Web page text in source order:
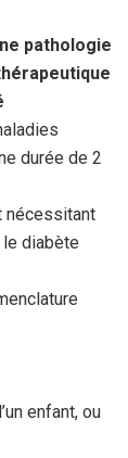
pathologie
durée de 2
nécessitant
diabète
enfant, ou